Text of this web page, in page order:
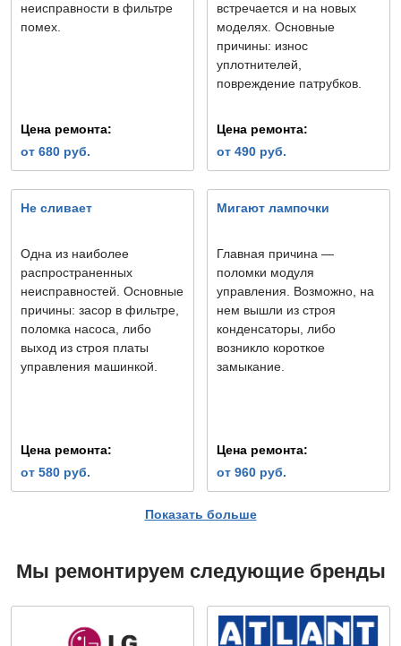
неисправности в фильтре
помех.
Цена ремонта:
от 680 руб.
встречается и на новых
моделях. Основные
причины: износ
уплотнителей,
повреждение патрубков.
Цена ремонта:
от 490 руб.
Не сливает
Одна из наиболее
распространенных
неисправностей. Основные
причины: засор в фильтре,
поломка насоса, либо
выход из строя платы
управления машинкой.
Цена ремонта:
от 580 руб.
Мигают лампочки
Главная причина —
поломки модуля
управления. Возможно, на
нем вышли из строя
конденсаторы, либо
возникло короткое
замыкание.
Цена ремонта:
от 960 руб.
При этой проблеме на
соответствующие коды
Обратите внимание, что у
функция, заложенная
Показать больше
Мы ремонтируем следующие бренды